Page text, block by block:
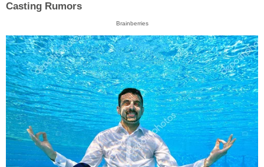
Casting Rumors
Brainberries